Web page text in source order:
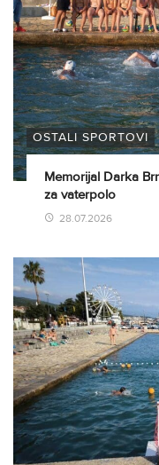
OSTALI SPORTOVI
Memorijal Darka
za vaterpolo
28.07.2026